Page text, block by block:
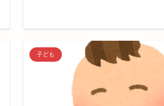
子ども